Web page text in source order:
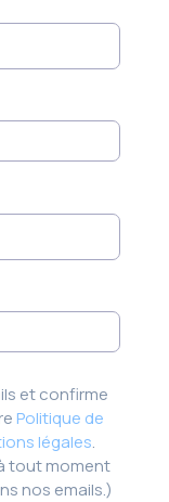
et confirme
Politique de
légales.
tout moment
nos emails.)